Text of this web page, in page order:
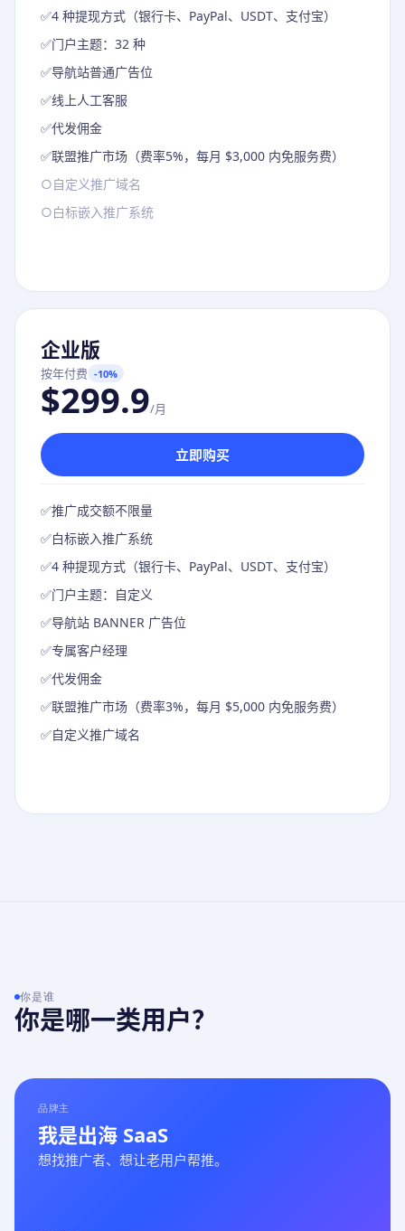
✅4 种提现方式（银行卡、PayPal、USDT、支付宝）
✅门户主题：32 种
✅导航站普通广告位
✅线上人工客服
✅代发佣金
✅联盟推广市场（费率5%，每月 $3,000 内免服务费）
○自定义推广域名
○白标嵌入推广系统
企业版
按年付费 -10%
$299.9/月
立即购买
✅推广成交额不限量
✅白标嵌入推广系统
✅4 种提现方式（银行卡、PayPal、USDT、支付宝）
✅门户主题：自定义
✅导航站 BANNER 广告位
✅专属客户经理
✅代发佣金
✅联盟推广市场（费率3%，每月 $5,000 内免服务费）
✅自定义推广域名
你是谁
你是哪一类用户？
品牌主
我是出海 SaaS
想找推广者、想让老用户帮推。